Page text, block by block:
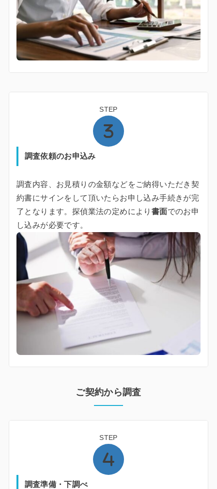
STEP
調査依頼のお申込み
調査内容、お見積りの金額などをご納得いただき契
約書にサインをして頂いたらお申し込み手続きが完
了となります。探偵業法の定めにより 書面でのお申
し込みが必要です。
ご契約から調査
STEP
調査準備・下調べ